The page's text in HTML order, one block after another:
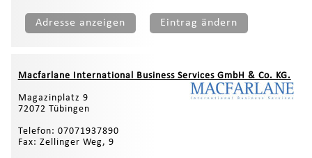
Adresse anzeigen Eintrag ändern
Macfarlane International Business Services GmbH & Co. KG.
Magazinplatz 9
72072 Tübingen
Telefon: 07071937890
Fax: Zellinger Weg, 9